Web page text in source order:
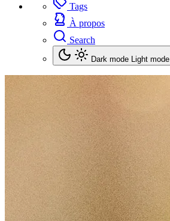
Tags
À propos
Search
Dark mode Light mode